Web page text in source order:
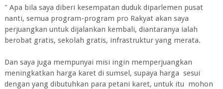
" Apa bila saya diberi kesempatan duduk diparlemen pusat
nanti, semua program-program pro Rakyat akan saya
perjuangkan untuk dijalankan kembali, diantaranya ialah
berobat gratis, sekolah gratis, infrastruktur yang merata.
Dan saya juga mempunyai misi ingin memperjuangkan
meningkatkan harga karet di sumsel, supaya harga sesui
dengan yang dibutuhkan para petani karet, untuk itu mohon